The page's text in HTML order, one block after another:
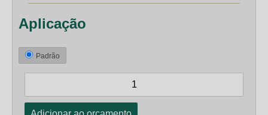
Aplicação
Padrão